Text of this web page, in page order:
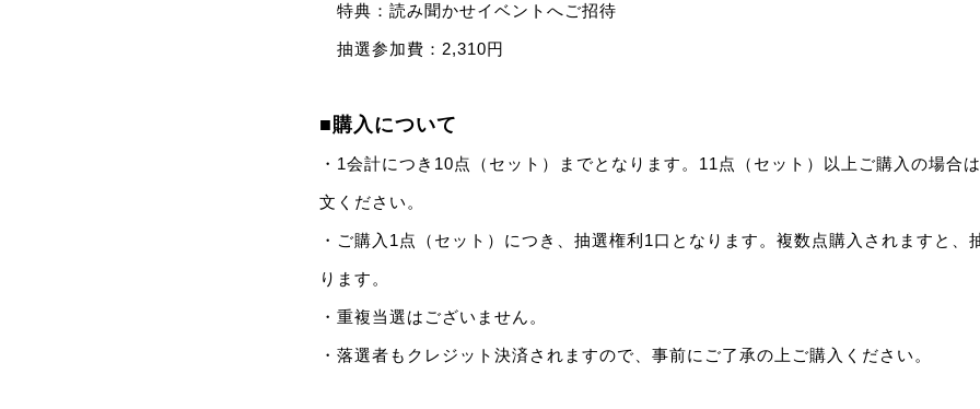
特典：読み聞かせイベントへご招待
抽選参加費：2,310円
■購入について
・1会計につき10点（セット）までとなります。11点（セット）以上ご購入の場合
文ください。
・ご購入1点（セット）につき、抽選権利1口となります。複数点購入されますと、
ります。
・重複当選はございません。
・落選者もクレジット決済されますので、事前にご了承の上ご購入ください。